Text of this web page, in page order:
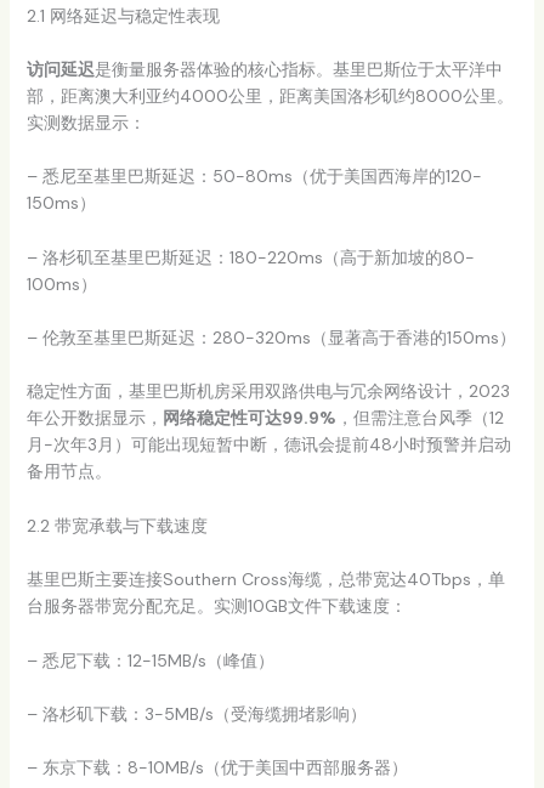
2.1 网络延迟与稳定性表现
访问延迟是衡量服务器体验的核心指标。基里巴斯位于太平洋中
部，距离澳大利亚约4000公里，距离美国洛杉矶约8000公里。
实测数据显示：
– 悉尼至基里巴斯延迟：50-80ms（优于美国西海岸的120-
150ms）
– 洛杉矶至基里巴斯延迟：180-220ms（高于新加坡的80-
100ms）
– 伦敦至基里巴斯延迟：280-320ms（显著高于香港的150ms）
稳定性方面，基里巴斯机房采用双路供电与冗余网络设计，2023
年公开数据显示， 网络稳定性可达99.9% ，但需注意台风季（12
月-次年3月）可能出现短暂中断，德讯会提前48小时预警并启动
备用节点。
2.2 带宽承载与下载速度
基里巴斯主要连接Southern Cross海缆，总带宽达40Tbps，单
台服务器带宽分配充足。实测10GB文件下载速度：
– 悉尼下载：12-15MB/s（峰值）
– 洛杉矶下载：3-5MB/s（受海缆拥堵影响）
– 东京下载：8-10MB/s（优于美国中西部服务器）